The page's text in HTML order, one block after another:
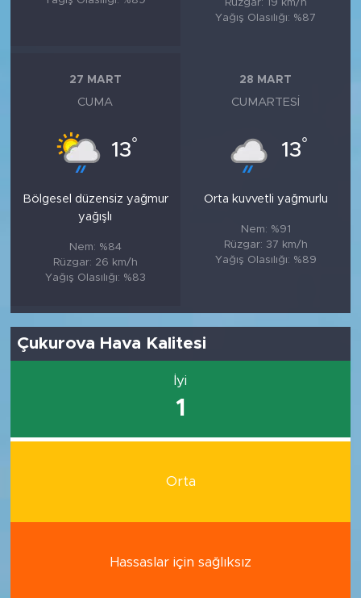
Yağış Olasılığı: %87
27 MART
CUMA
13°
Bölgesel düzensiz yağmur
yağışlı
Nem: %84
Rüzgar: 26 km/h
Yağış Olasılığı: %83
28 MART
CUMARTESI
13°
Orta kuvvetli yağmurlu
Nem: %91
Rüzgar: 37 km/h
Yağış Olasılığı: %89
Çukurova Hava Kalitesi
İyi
1
Orta
Hassaslar için sağlıksız